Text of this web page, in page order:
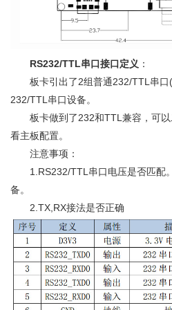
RS232/TTL串口接口定义 ：
板卡引出了2组普通232/TTL串口
232/TTL串口设备。
板卡做到了232和TTL兼容，可以
看主板配置。
注意事项：
1.RS232/TTL串口电压是否匹配
备。
2.TX,RX接法是否正确